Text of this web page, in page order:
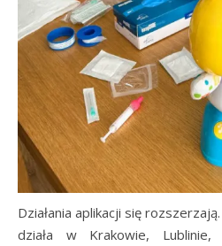
Działania aplikacji się
działa w Krakowie,